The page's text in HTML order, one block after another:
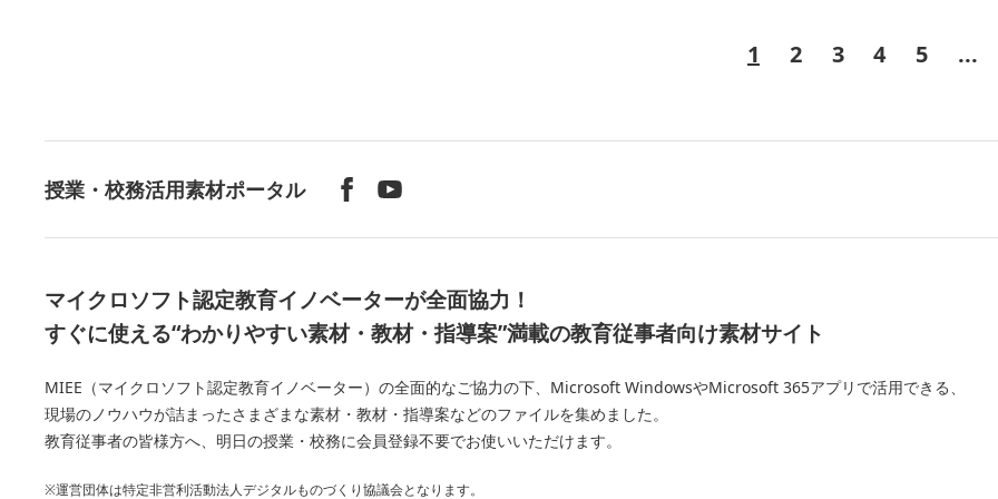
1 2 3 4 5 ...
授業・校務活用素材ポータル
マイクロソフト認定教育イノベーターが全面協力！
すぐに使える“わかりやすい素材・教材・指導案”満載の教育従事者向け素材サイト
MIEE（マイクロソフト認定教育イノベーター）の全面的なご協力の下、Microsoft WindowsやMicrosoft 365アプリで活用できる、
現場のノウハウが詰まったさまざまな素材・教材・指導案などのファイルを集めました。
教育従事者の皆様方へ、明日の授業・校務に会員登録不要でお使いいただけます。
※運営団体は特定非営利活動法人デジタルものづくり協議会となります。